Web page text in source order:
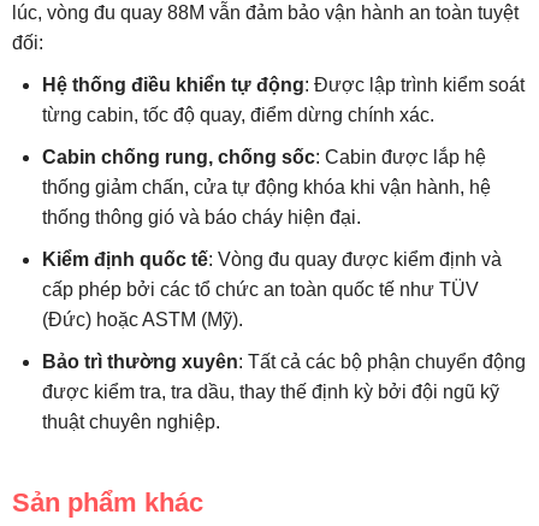
lúc, vòng đu quay 88M vẫn đảm bảo vận hành an toàn tuyệt
đối:
Hệ thống điều khiển tự động: Được lập trình kiểm soát
từng cabin, tốc độ quay, điểm dừng chính xác.
Cabin chống rung, chống sốc: Cabin được lắp hệ
thống giảm chấn, cửa tự động khóa khi vận hành, hệ
thống thông gió và báo cháy hiện đại.
Kiểm định quốc tế: Vòng đu quay được kiểm định và
cấp phép bởi các tổ chức an toàn quốc tế như TÜV
(Đức) hoặc ASTM (Mỹ).
Bảo trì thường xuyên: Tất cả các bộ phận chuyển động
được kiểm tra, tra dầu, thay thế định kỳ bởi đội ngũ kỹ
thuật chuyên nghiệp.
Sản phẩm khác